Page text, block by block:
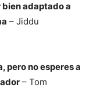
bien adaptado a
– Jiddu
pero no esperes a
– Tom